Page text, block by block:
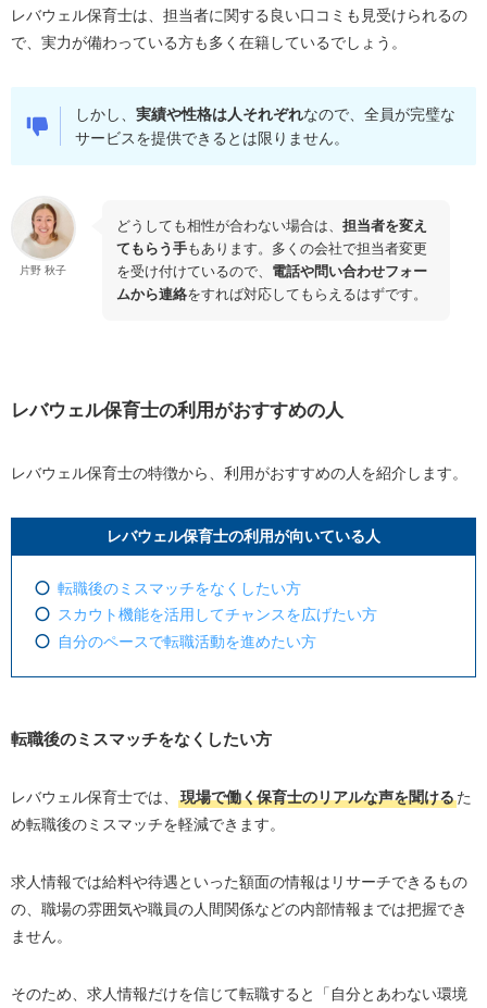
レバウェル保育士は、担当者に関する良い口コミも見受けられるの
で、実力が備わっている方も多く在籍しているでしょう。
しかし、実績や性格は人それぞれなので、全員が完璧な
サービスを提供できるとは限りません。
片野 秋子
どうしても相性が合わない場合は、担当者を変え
てもらう手もあります。多くの会社で担当者変更
を受け付けているので、 電話や問い合わせフォー
ムから連絡をすれば対応してもらえるはずです。
レバウェル保育士の利用がおすすめの人
レバウェル保育士の特徴から、利用がおすすめの人を紹介します。
レバウェル保育士の利用が向いている人
転職後のミスマッチをなくしたい方
スカウト機能を活用してチャンスを広げたい方
自分のペースで転職活動を進めたい方
転職後のミスマッチをなくしたい方
レバウェル保育士では、 現場で働く保育士のリアルな声を聞けるた
め転職後のミスマッチを軽減できます。
求人情報では給料や待遇といった額面の情報はリサーチできるもの
の、職場の雰囲気や職員の人間関係などの内部情報までは把握でき
ません。
そのため、求人情報だけを信じて転職すると「自分とあわない環境